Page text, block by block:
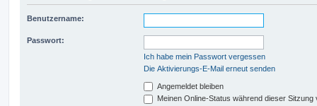
Benutzername:
Passwort:
Ich habe mein Passwort vergessen
Die Aktivierungs-E-Mail erneut senden
Angemeldet bleiben
Meinen Online-Status während dieser Sitzung